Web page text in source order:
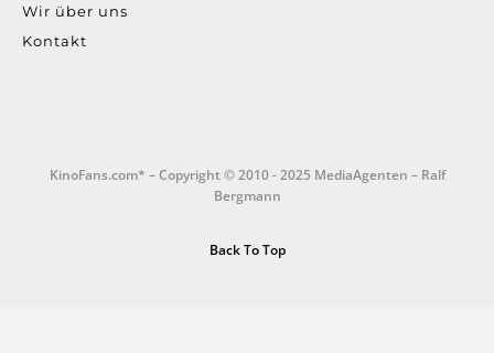
Wir über uns
Kontakt
KinoFans.com* – Copyright © 2010 - 2025 MediaAgenten – Ralf
Bergmann
Back To Top